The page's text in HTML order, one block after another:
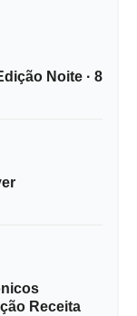
Noite · 8
Receita